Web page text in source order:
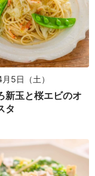
5日（土）
新玉と桜エビのオ
タ